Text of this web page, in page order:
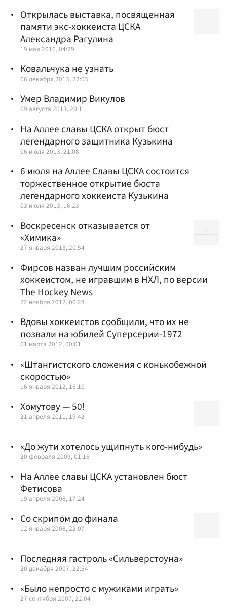
Открылась выставка, посвященная
памяти экс-хоккеиста ЦСКА
Александра Рагулина
19 мая 2016, 04:29
Ковальчука не узнать
06 декабря 2013, 22:03
Умер Владимир Викулов
09 августа 2013, 20:11
На Аллее славы ЦСКА открыт бюст
легендарного защитника Кузькина
06 июля 2013, 21:08
6 июля на Аллее Славы ЦСКА состоится
торжественное открытие бюста
легендарного хоккеиста Кузькина
03 июля 2013, 16:23
Воскресенск отказывается от
«Химика»
27 января 2013, 20:54
Фирсов назван лучшим российским
хоккеистом, не игравшим в НХЛ, по версии
The Hockey News
22 ноября 2012, 00:28
Вдовы хоккеистов сообщили, что их не
позвали на юбилей Суперсерии-1972
01 марта 2012, 00:01
«Штангистского сложения с конькобежной
скоростью»
16 января 2012, 16:10
Хомутову — 50!
21 апреля 2011, 19:42
«До жути хотелось ущипнуть кого-нибудь»
20 февраля 2009, 01:16
На Аллее славы ЦСКА установлен бюст
Фетисова
19 апреля 2008, 17:24
Со скрипом до финала
12 января 2008, 22:07
Последняя гастроль «Сильверстоуна»
20 декабря 2007, 22:54
«Было непросто с мужиками играть»
27 сентября 2007, 22:04